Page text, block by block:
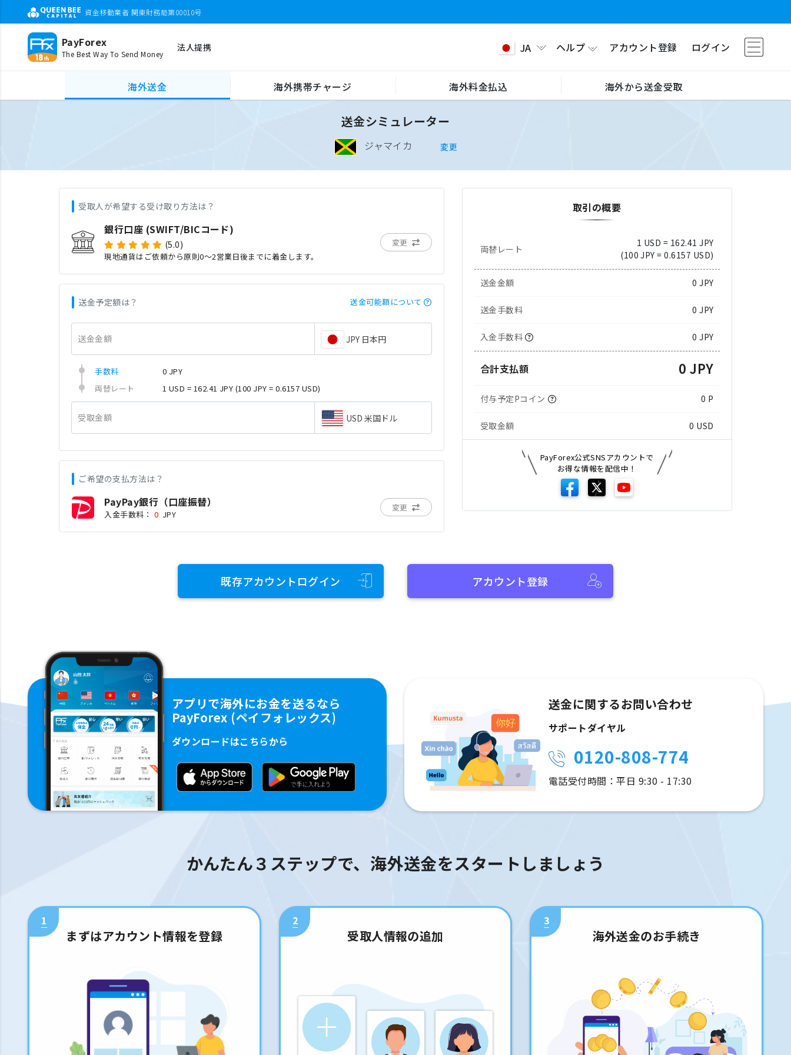
資金移動業者 関東財務局第00010号
PayForex
The Best Way To Send Money
法人提携 JA ヘルプ アカウント登録 ログイン
海外送金 海外携帯チャージ 海外料金払込 海外から送金受取
送金シミュレーター
ジャマイカ 変更
受取人が希望する受け取り方法は？
銀行口座 (SWIFT/BICコード)
(5.0)
現地通貨はご依頼から原則0〜2営業日後までに着金します。
変更
送金予定額は？ 送金可能額について
送金金額 JPY 日本円
手数料
0 JPY
両替レート
1 USD = 162.41 JPY (100 JPY = 0.6157 USD)
受取金額 USD 米国ドル
ご希望の支払方法は？
PayPay銀行（口座振替）
入金手数料： 0 JPY
変更
取引の概要
両替レート
1 USD = 162.41 JPY
(100 JPY = 0.6157 USD)
送金金額 0 JPY
送金手数料 0 JPY
入金手数料 0 JPY
合計支払額 0 JPY
付与予定Pコイン 0 P
受取金額 0 USD
PayForex公式SNSアカウントで
お得な情報を配信中！
既存アカウントログイン アカウント登録
アプリで海外にお金を送るなら
PayForex (ペイフォレックス)
ダウンロードはこちらから
送金に関するお問い合わせ
サポートダイヤル
0120-808-774
電話受付時間：平日 9:30 - 17:30
かんたん３ステップで、海外送金をスタートしましょう
1
まずはアカウント情報を登録
2
受取人情報の追加
3
海外送金のお手続き